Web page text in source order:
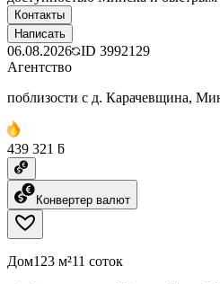
Контакты
Написать
06.08.2026 ID 3992129
Агентство
поблизости с д. Карачевщина,
439 321 ƃ
Конвертер валют
Дом123 м²11 соток